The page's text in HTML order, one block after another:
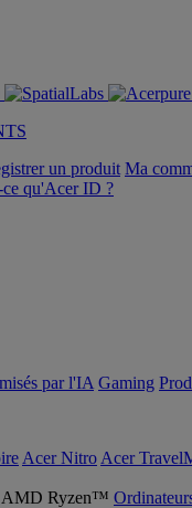
un produit Ma
ce qu'Acer ID ?
par l'IA Gaming
Acer Nitro Acer